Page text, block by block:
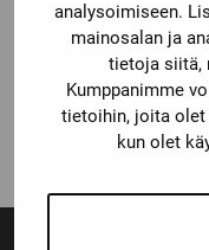
analysoimiseen.
mainosalan ja
tietoja siitä,
Kumppanimme
tietoihin, joita olet
kun olet
STEP NINETY-NINE
269,00€